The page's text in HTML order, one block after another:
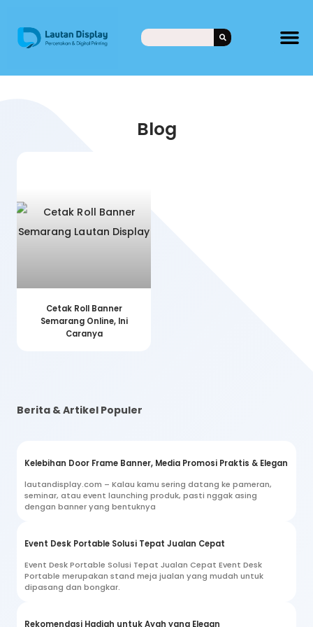
Blog
Cetak Roll Banner
Semarang Online, Ini
Caranya
Berita & Artikel Populer
Kelebihan Door Frame Banner, Media Promosi Praktis & Elegan
lautandisplay.com – Kalau kamu sering datang ke pameran,
seminar, atau event launching produk, pasti nggak asing
dengan banner yang bentuknya
Event Desk Portable Solusi Tepat Jualan Cepat
Event Desk Portable Solusi Tepat Jualan Cepat Event Desk
Portable merupakan stand meja jualan yang mudah untuk
dipasang dan bongkar.
Rekomendasi Hadiah untuk Ayah yang Elegan